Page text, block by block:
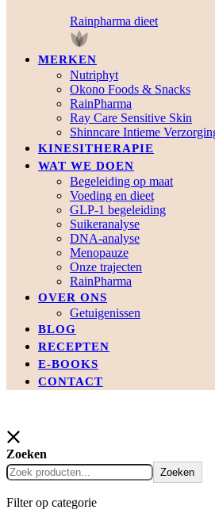
Rainpharma dieet
MERKEN
Nutriphyt
Okono Foods & Snacks
RainPharma
Ray Care Sensitive Skin
Shinncare Intieme
KINESITHERAPIE
WAT WE DOEN
Begeleiding op maat
Voeding en dieet
GLP-1 begeleiding
Suikeranalyse
DNA-analyse
Menopauze
Onze trajecten
RainPharma
OVER ONS
Getuigenissen
BLOG
RECEPTEN
E-BOOKS
CONTACT
Zoeken
Zoeken
Filter op categorie